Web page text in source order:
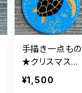
手描き一点もの
★クリスマスオ
ーナメント★ウ
ミガメ・ブルー
¥1,500